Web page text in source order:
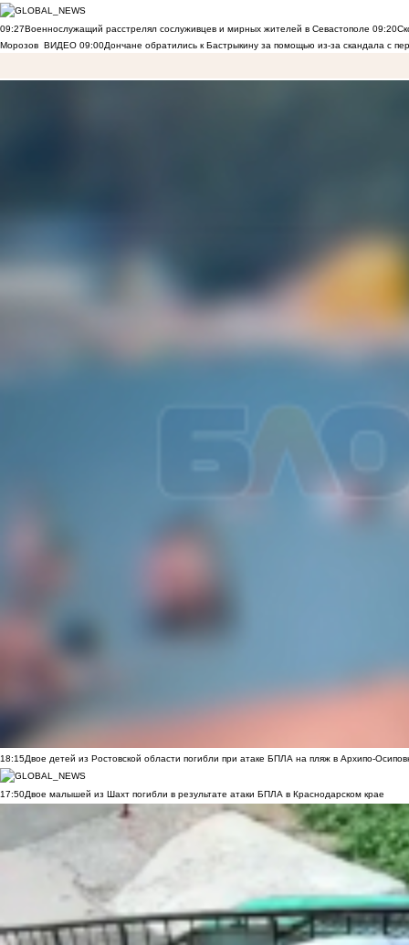
09:27Военнослужащий расстрелял сослуживцев и мирных жителей в Севастополе 09:20
Морозов
ВИДЕО 09:00Дончане обратились к Бастрыкину за помощью из-за скандала с
18:15Двое детей из Ростовской области погибли при атаке БПЛА на пляж в Архипо-
17:50Двое малышей из Шахт погибли в результате атаки БПЛА в Краснодарском крае